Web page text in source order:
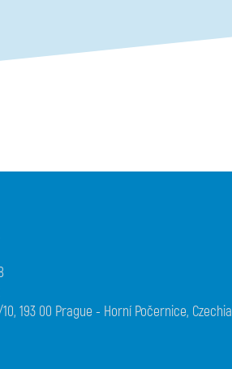
193 00 Prague - Horní Počernice, Czechia